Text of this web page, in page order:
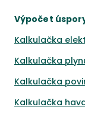
Výpočet
Kalkulačka
Kalkulačka
Kalkulačka
Kalkulačka